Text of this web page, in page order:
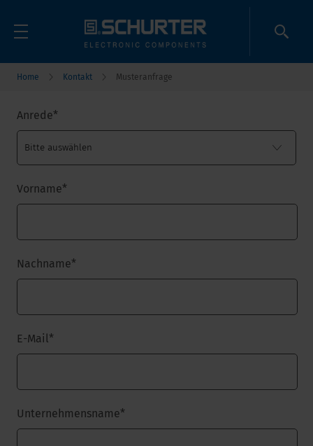
Home Kontakt Musteranfrage
Anrede*
Vorname*
Nachname*
E-Mail*
Unternehmensname*